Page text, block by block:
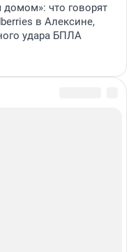
что говорят
в Алексине,
удара БПЛА